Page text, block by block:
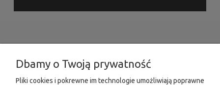
INFORMACJE
MOJE KONTO
Dbamy o Twoją prywatność
Pliki cookies i pokrewne im technologie umożliwiają poprawne